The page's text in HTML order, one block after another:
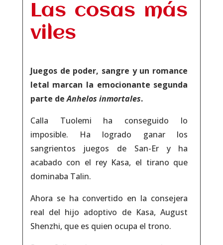
Las cosas más
viles
Juegos de poder, sangre y un romance
letal marcan la emocionante segunda
parte deAnhelos inmortales.
Calla Tuolemi ha conseguido lo
imposible. Ha logrado ganar los
sangrientos juegos de San-Er y ha
acabado con el rey Kasa, el tirano que
dominaba Talin.
Ahora se ha convertido en la consejera
real del hijo adoptivo de Kasa, August
Shenzhi, que es quien ocupa el trono.